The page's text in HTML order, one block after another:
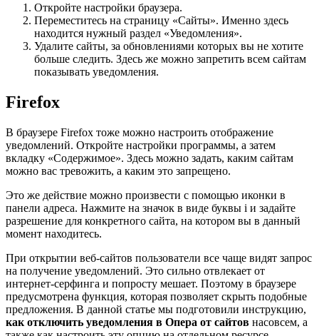
Откройте настройки браузера.
Переместитесь на страницу «Сайты». Именно здесь
находится нужный раздел «Уведомления».
Удалите сайты, за обновлениями которых вы не хотите
больше следить. Здесь же можно запретить всем сайтам
показывать уведомления.
Firefox
В браузере Firefox тоже можно настроить отображение
уведомлений. Откройте настройки программы, а затем
вкладку «Содержимое». Здесь можно задать, каким сайтам
можно вас тревожить, а каким это запрещено.
Это же действие можно произвести с помощью иконки в
панели адреса. Нажмите на значок в виде буквы i и задайте
разрешение для конкретного сайта, на котором вы в данный
момент находитесь.
При открытии веб-сайтов пользователи все чаще видят запрос
на получение уведомлений. Это сильно отвлекает от
интернет-серфинга и попросту мешает. Поэтому в браузере
предусмотрена функция, которая позволяет скрыть подобные
предложения. В данной статье мы подготовили инструкцию,
как отключить уведомления в Опера от сайтов насовсем, а